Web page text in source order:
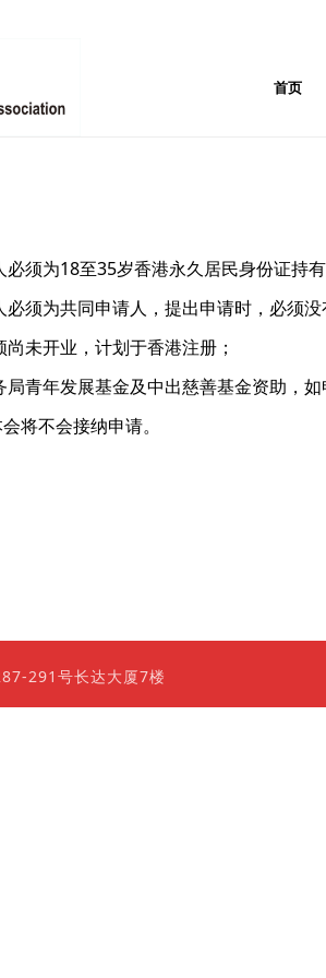
首页
必须为18至35岁香港永久居民身份证持
必须为共同申请人，提出申请时，必须
尚未开业，计划于香港注册；
局青年发展基金及中出慈善基金资助，
将不会接纳申请。
291号长达大厦7楼